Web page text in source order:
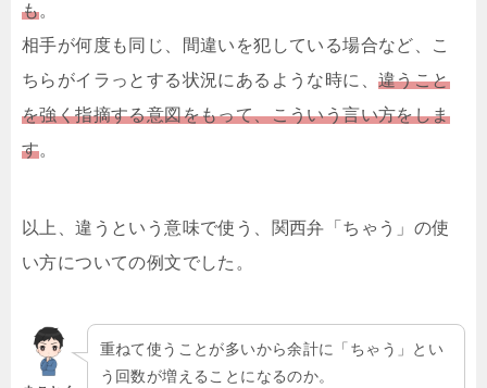
も。
相手が何度も同じ、間違いを犯している場合など、こ
ちらがイラっとする状況にあるような時に、 違うこと
を強く指摘する意図をもって、こういう言い方をしま
す。
以上、違うという意味で使う、関西弁「ちゃう」の使
い方についての例文でした。
重ねて使うことが多いから余計に「ちゃう」とい
う回数が増えることになるのか。